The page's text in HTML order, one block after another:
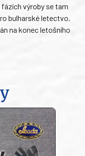
fázích výroby se tam
bulharské letectvo.
na konec letošního